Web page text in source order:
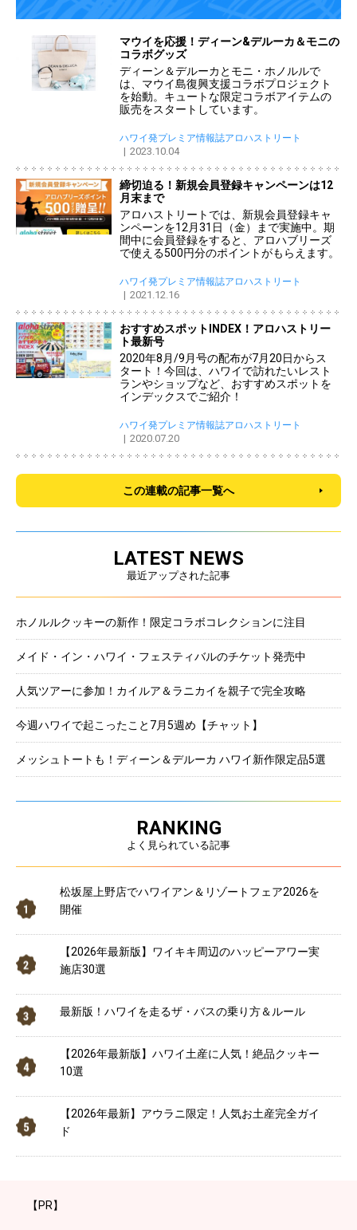
マウイを応援！ディーン&デルーカ＆モニの
コラボグッズ
ディーン＆デルーカとモニ・ホノルルで
は、マウイ島復興支援コラボプロジェクト
を始動。キュートな限定コラボアイテムの
販売をスタートしています。
ハワイ発プレミア情報誌アロハストリート
2023.10.04
締切迫る！新規会員登録キャンペーンは12
月末まで
アロハストリートでは、新規会員登録キャ
ンペーンを12月31日（金）まで実施中。期
間中に会員登録をすると、アロハブリーズ
で使える500円分のポイントがもらえます。
ハワイ発プレミア情報誌アロハストリート
2021.12.16
おすすめスポットINDEX！アロハストリー
ト最新号
2020年8月/9月号の配布が7月20日からス
タート！今回は、ハワイで訪れたいレスト
ランやショップなど、おすすめスポットを
インデックスでご紹介！
ハワイ発プレミア情報誌アロハストリート
2020.07.20
この連載の記事一覧へ
LATEST NEWS
最近アップされた記事
ホノルルクッキーの新作！限定コラボコレクションに注目
メイド・イン・ハワイ・フェスティバルのチケット発売中
人気ツアーに参加！カイルア＆ラニカイを親子で完全攻略
今週ハワイで起こったこと7月5週め【チャット】
メッシュトートも！ディーン＆デルーカ ハワイ新作限定品5選
RANKING
よく見られている記事
松坂屋上野店でハワイアン＆リゾートフェア2026を
開催
【2026年最新版】ワイキキ周辺のハッピーアワー実
施店30選
最新版！ハワイを走るザ・バスの乗り方＆ルール
【2026年最新版】ハワイ土産に人気！絶品クッキー
10選
【2026年最新】アウラニ限定！人気お土産完全ガイ
ド
【PR】